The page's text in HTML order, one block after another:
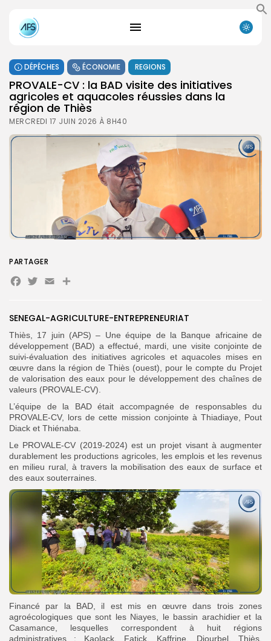
Search
for:
Search
Button
DÉPÊCHES ÉCONOMIE REGIONS
PROVALE-CV : la BAD visite des initiatives
agricoles et aquacoles réussies dans la
région de Thiès
MERCREDI 17 JUIN 2026 À 8H40
SENEGAL-AGRICULTURE-ENTREPRENEURIAT
Thiès, 17 juin (APS) – Une équipe de la Banque africaine de
développement (BAD) a effectué, mardi, une visite conjointe de
suivi-évaluation des initiatives agricoles et aquacoles mises en
œuvre dans la région de Thiès (ouest), pour le compte du Projet
de valorisation des eaux pour le développement des chaînes de
valeurs (PROVALE-CV).
L’équipe de la BAD était accompagnée de responsables du
PROVALE-CV, lors de cette mission conjointe à Thiadiaye, Pout
Diack et Thiénaba.
Le PROVALE-CV (2019-2024) est un projet visant à augmenter
durablement les productions agricoles, les emplois et les revenus
en milieu rural, à travers la mobilisation des eaux de surface et
des eaux souterraines.
Financé par la BAD, il est mis en œuvre dans trois zones
agroécologiques que sont les Niayes, le bassin arachidier et la
Casamance, lesquelles correspondent à huit régions
administratives : Kaolack, Fatick, Kaffrine, Diourbel, Thiès,
PARTAGER
Facebook
Twitter
EmailPartager